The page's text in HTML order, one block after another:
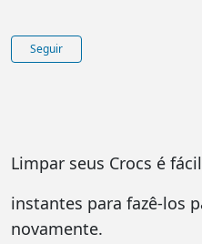
Seguir
Limpar seus Crocs é
instantes para fazê-los
novamente.